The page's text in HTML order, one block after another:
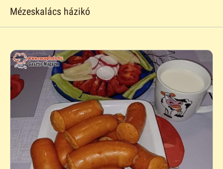
Mézeskalács házikó